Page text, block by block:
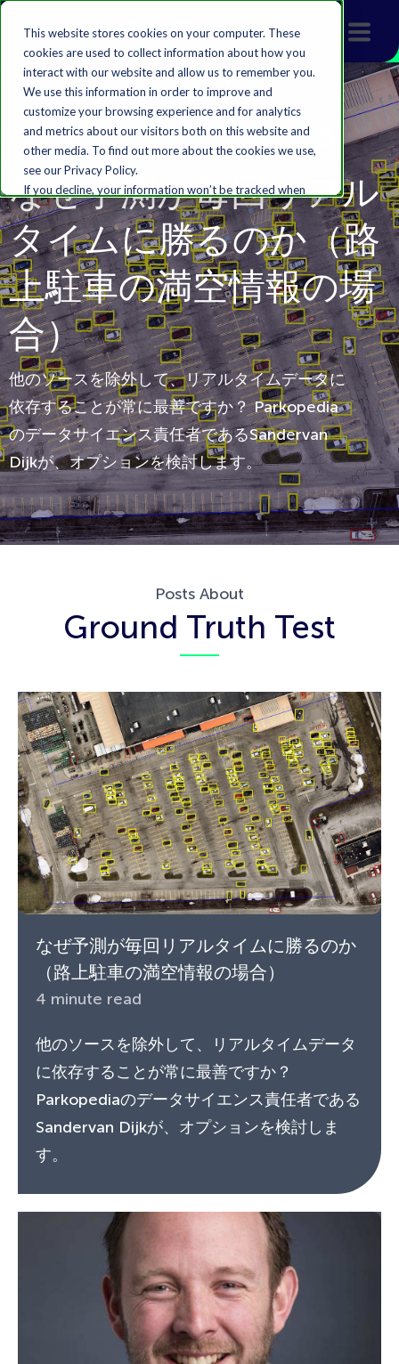
This website stores cookies on your computer. These
cookies are used to collect information about how you
interact with our website and allow us to remember you.
We use this information in order to improve and
customize your browsing experience and for analytics
and metrics about our visitors both on this website and
other media. To find out more about the cookies we use,
see our Privacy Policy.
If you decline, your information won’t be tracked when
you visit this website. A single cookie will be used in your
browser to remember your preference not to be
tracked.
Accept Decline
Featured Article
なぜ予測が毎回リアル
タイムに勝るのか（路
上駐車の満空情報の場
合）
他のソースを除外して、リアルタイムデータに
依存することが常に最善ですか？ Parkopedia
のデータサイエンス責任者であるSandervan
Dijkが、オプションを検討します。
Posts About
Ground Truth Test
なぜ予測が毎回リアルタイムに勝るのか
（路上駐車の満空情報の場合）
4 minute read
他のソースを除外して、リアルタイムデータ
に依存することが常に最善ですか？
Parkopediaのデータサイエンス責任者である
Sandervan Dijkが、オプションを検討しま
す。